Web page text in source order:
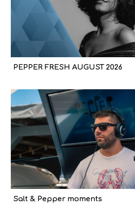
PEPPER FRESH AUGUST 2026
Salt & Pepper moments